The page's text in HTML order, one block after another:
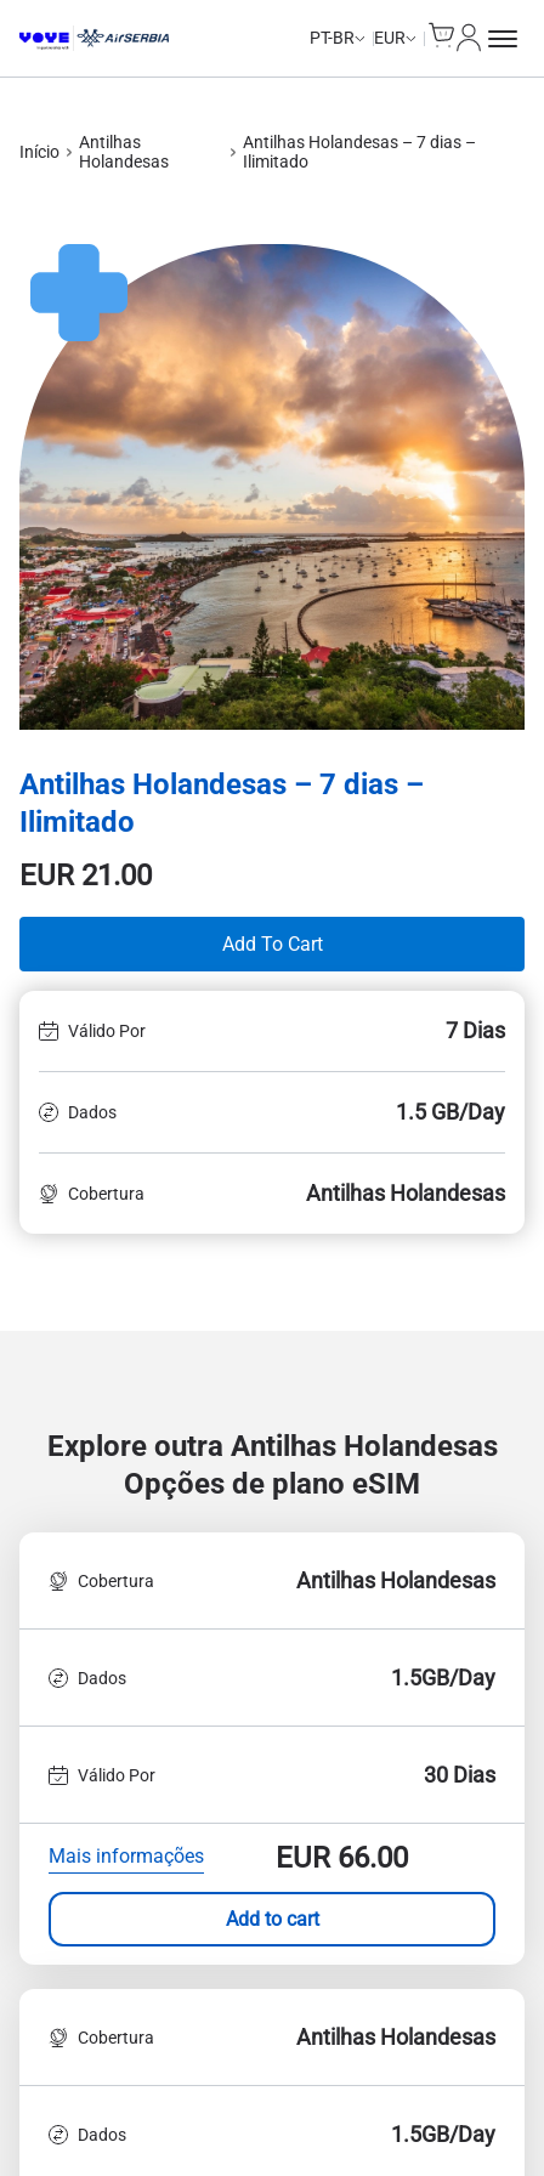
PT-BR EUR
Início
Antilhas
Holandesas
Antilhas Holandesas – 7 dias –
Ilimitado
Antilhas Holandesas – 7 dias –
Ilimitado
EUR21.00
Add To Cart
Válido Por 7 Dias
Dados 1.5 GB/Day
Cobertura Antilhas Holandesas
Explore outra Antilhas Holandesas
Opções de plano eSIM
Cobertura Antilhas Holandesas
Dados 1.5GB/Day
Válido Por 30 Dias
Mais informações EUR66.00
Add to cart
Cobertura Antilhas Holandesas
Dados 1.5GB/Day